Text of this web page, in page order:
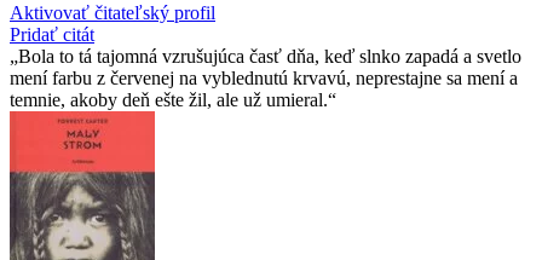
Aktivovať čitateľský profil
Pridať citát
Bola to tá tajomná vzrušujúca časť dňa, keď slnko zapadá a svetlo
mení farbu z červenej na vyblednutú krvavú, neprestajne sa mení a
temnie, akoby deň ešte žil, ale už umieral.